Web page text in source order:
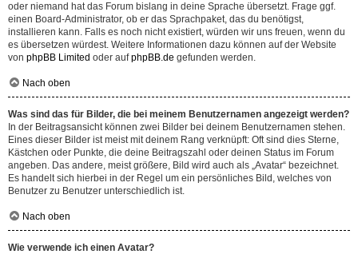
oder niemand hat das Forum bislang in deine Sprache übersetzt. Frage ggf.
einen Board-Administrator, ob er das Sprachpaket, das du benötigst,
installieren kann. Falls es noch nicht existiert, würden wir uns freuen, wenn du
es übersetzen würdest. Weitere Informationen dazu können auf der Website
von phpBB Limited oder aufphpBB.de gefunden werden.
Nach oben
Was sind das für Bilder, die bei meinem Benutzernamen angezeigt werden?
In der Beitragsansicht können zwei Bilder bei deinem Benutzernamen stehen.
Eines dieser Bilder ist meist mit deinem Rang verknüpft: Oft sind dies Sterne,
Kästchen oder Punkte, die deine Beitragszahl oder deinen Status im Forum
angeben. Das andere, meist größere, Bild wird auch als „Avatar“ bezeichnet.
Es handelt sich hierbei in der Regel um ein persönliches Bild, welches von
Benutzer zu Benutzer unterschiedlich ist.
Nach oben
Wie verwende ich einen Avatar?